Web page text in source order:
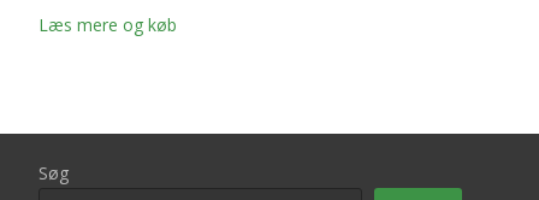
Læs mere og køb
Søg